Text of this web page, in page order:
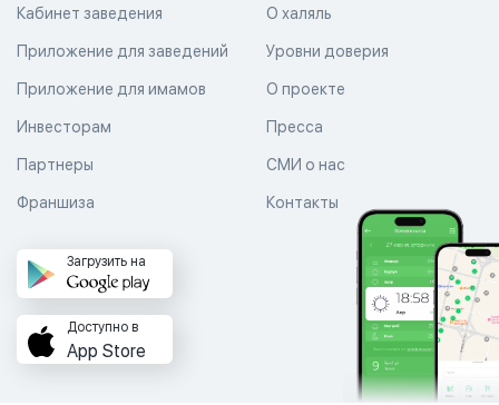
О халяль
Уровни доверия
Кабинет заведения
Приложение для заведений
Приложение для имамов О проекте
Пресса
СМИ о нас
Контакты
Инвесторам
Партнеры
Франшиза
Загрузить на
Доступно в
App Store